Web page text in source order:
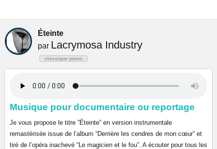
Éteinte
par Lacrymosa Industry
classique piano
Musique pour documentaire ou reportage
Je vous propose le titre ”Éteinte” en version instrumentale
remastérisée issue de l’album “Derrière les cendres de mon cœur” et
tiré de l’opéra inachevé “Le magicien et le fou”. A écouter pour tous les